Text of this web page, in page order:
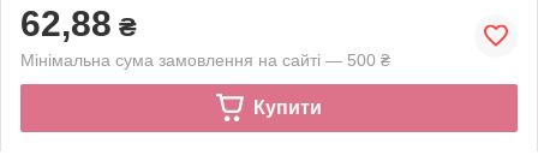
62,88 ₴
Мінімальна сума замовлення на сайті — 500 ₴
Купити